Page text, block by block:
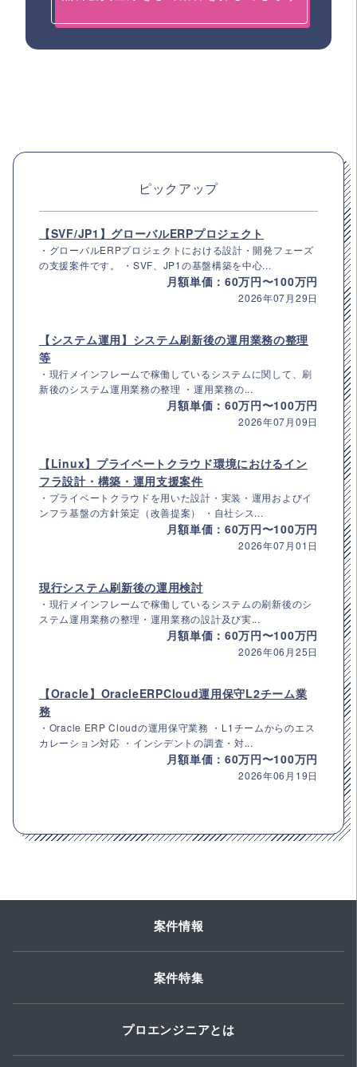
ピックアップ
【SVF/JP1】グローバルERPプロジェクト
・グローバルERPプロジェクトにおける設計・開発フェーズ
の支援案件です。 ・SVF、JP1の基盤構築を中心...
月額単価：60万円〜100万円
2026年07月29日
【システム運用】システム刷新後の運用業務の整理
等
・現行メインフレームで稼働しているシステムに関して、刷
新後のシステム運用業務の整理 ・運用業務の...
月額単価：60万円〜100万円
2026年07月09日
【Linux】プライベートクラウド環境におけるイン
フラ設計・構築・運用支援案件
・プライベートクラウドを用いた設計・実装・運用およびイ
ンフラ基盤の方針策定（改善提案） ・自社シス...
月額単価：60万円〜100万円
2026年07月01日
現行システム刷新後の運用検討
・現行メインフレームで稼働しているシステムの刷新後のシ
ステム運用業務の整理・運用業務の設計及び実...
月額単価：60万円〜100万円
2026年06月25日
【Oracle】OracleERPCloud運用保守L2チーム業
務
・Oracle ERP Cloudの運用保守業務 ・L1チームからのエス
カレーション対応 ・インシデントの調査・対...
月額単価：60万円〜100万円
2026年06月19日
案件情報
案件特集
プロエンジニアとは